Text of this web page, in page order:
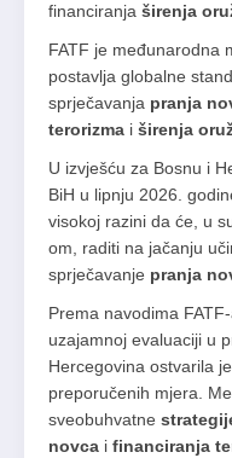
financiranja širenja
FATF je međunarodna
postavlja globalne
sprječavanja pranja
terorizma i širenja
U izvješću za Bosnu i
BiH u lipnju 2026.
visokoj razini da će, u
om, raditi na jačanju
sprječavanje pranja
Prema navodima
uzajamnoj evaluaciji u
Hercegovina ostvarila
preporučenih mjera.
sveobuhvatne
novca i financiranja